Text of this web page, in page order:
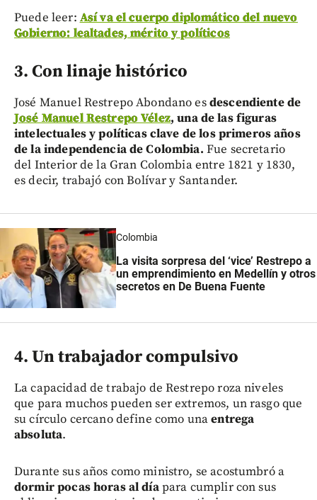
Puede leer: Así va el cuerpo diplomático del nuevo
Gobierno: lealtades, mérito y políticos
3. Con linaje histórico
José Manuel Restrepo Abondano esdescendiente de
José Manuel Restrepo Vélez, una de las figuras
intelectuales y políticas clave de los primeros años
de la independencia de Colombia. Fue secretario
del Interior de la Gran Colombia entre 1821 y 1830,
es decir, trabajó con Bolívar y Santander.
Colombia
La visita sorpresa del ‘vice’ Restrepo a
un emprendimiento en Medellín y otros
secretos en De Buena Fuente
4. Un trabajador compulsivo
La capacidad de trabajo de Restrepo roza niveles
que para muchos pueden ser extremos, un rasgo que
su círculo cercano define como unaentrega
absoluta.
Durante sus años como ministro, se acostumbró a
dormir pocas horas al díapara cumplir con sus